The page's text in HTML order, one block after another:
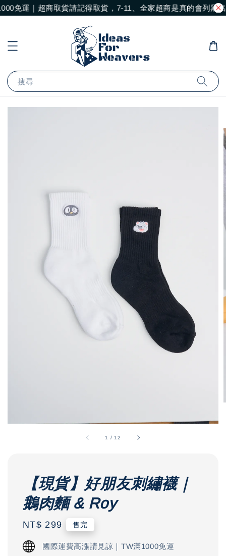
運｜超商取貨請記得取貨，7-11、全家超商是真的會列黑名單
搜尋
1 / 12
【現貨】好朋友刺繡襪｜
鵝肉麵 & Roy
Regular
price
NT$ 299 售完
國際運費高漲請見諒｜TW滿1000免運